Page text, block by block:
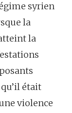
syrien
la
la
était
violence